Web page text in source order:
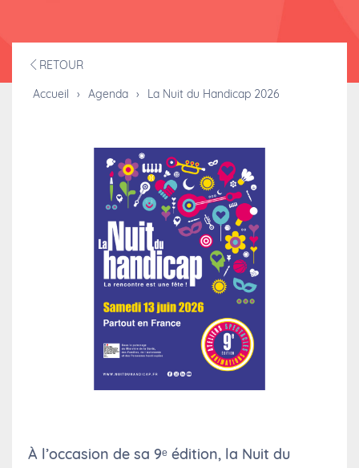
RETOUR
Accueil
› Agenda › La Nuit du Handicap 2026
À l’occasion de sa 9ᵉ édition, la Nuit du